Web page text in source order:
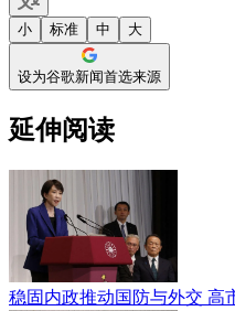
小 标准 中 大
设为谷歌新闻首选来源
延伸阅读
稳固内政推动国防与外交 高